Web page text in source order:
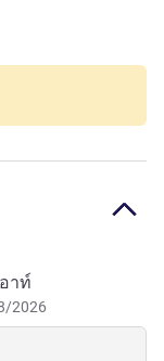
You can
that
and international
heart of the
the downtown
Tsimbazaza
is a 15-minute
าท์
2026